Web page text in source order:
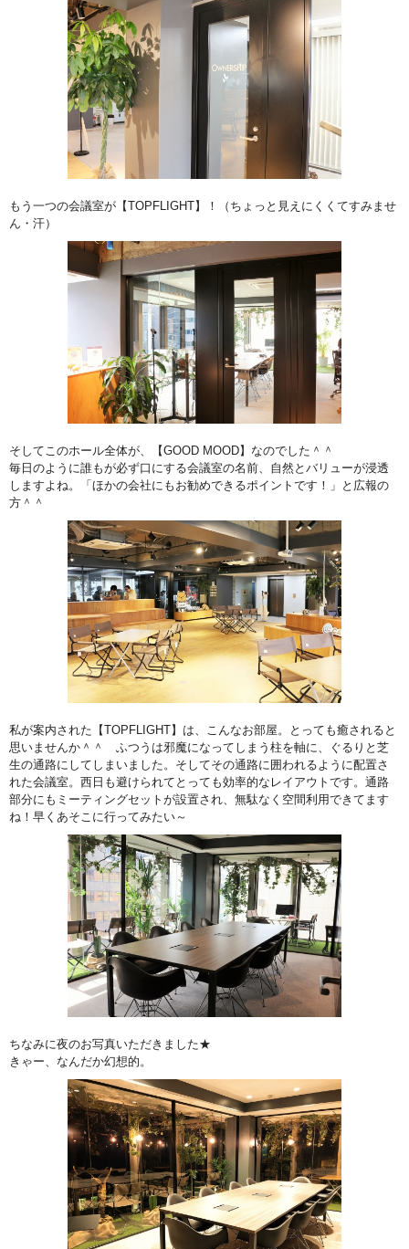
もう一つの会議室が【TOPFLIGHT】！（ちょっと見えにくくてすみませ
ん・汗）
そしてこのホール全体が、【GOOD MOOD】なのでした＾＾
毎日のように誰もが必ず口にする会議室の名前、自然とバリューが浸透
しますよね。「ほかの会社にもお勧めできるポイントです！」と広報の
方＾＾
私が案内された【TOPFLIGHT】は、こんなお部屋。とっても癒されると
思いませんか＾＾ ふつうは邪魔になってしまう柱を軸に、ぐるりと芝
生の通路にしてしまいました。そしてその通路に囲われるように配置さ
れた会議室。西日も避けられてとっても効率的なレイアウトです。通路
部分にもミーティングセットが設置され、無駄なく空間利用できてます
ね！早くあそこに行ってみたい～
ちなみに夜のお写真いただきました★
きゃー、なんだか幻想的。